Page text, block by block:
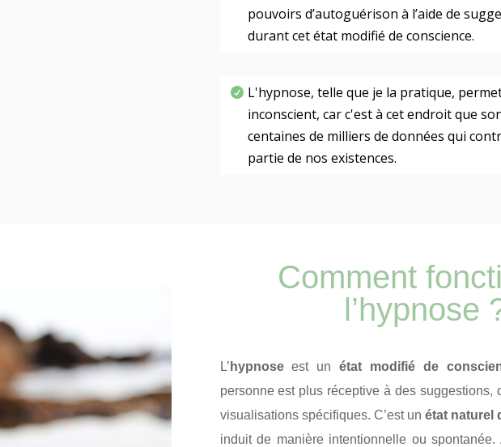
pouvoirs d’autoguérison à l’aide de
durant cet état modifié de conscience.
L'hypnose, telle que je la pratique,
inconscient, car c'est à cet endroit que
centaines de milliers de données qui
partie de nos existences.
Comment
l’hypnose
L’ hypnoseest unétat modifié de
personne est plus réceptive à des suggestions,
visualisations spécifiques. C’est un état naturel
induit de manière intentionnelle ou spontanée.